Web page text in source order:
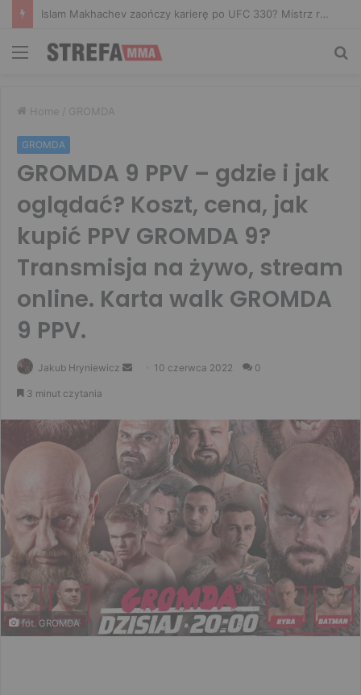
Islam Makhachev zaończy karierę po UFC 330? Mistrz rozwiał wszelkie wątpliwości
Menu
Home / GROMDA
GROMDA
GROMDA 9 PPV – gdzie i jak
oglądać? Koszt, cena, jak
kupić PPV GROMDA 9?
Transmisja na żywo, stream
online. Karta walk GROMDA
9 PPV.
Jakub Hryniewicz
Send 10 czerwca 2022 0
3 minut czytania
fot. GROMDA